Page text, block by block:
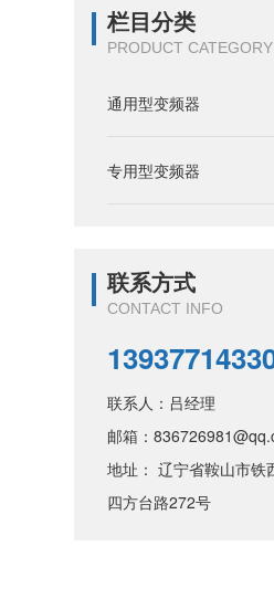
栏目分类
PRODUCT CATEGORY
通用型变频器
专用型变频器
联系方式
CONTACT INFO
联系人：吕经理
邮箱：
地址： 辽宁省鞍山市铁
四方台路272号